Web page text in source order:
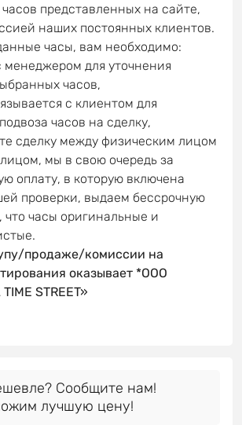
представленных на сайте,
наших постоянных клиентов.
часы, вам необходимо:
менеджером для уточнения
часов,
с клиентом для
часов на сделку,
сделку между физическим лицом
мы в свою очередь за
оплату, в которую включена
проверки, выдаем бессрочную
что часы оригинальные и
продаже/комиссии на
оказывает *OOO
STREET»
Сообщите нам!
лучшую цену!